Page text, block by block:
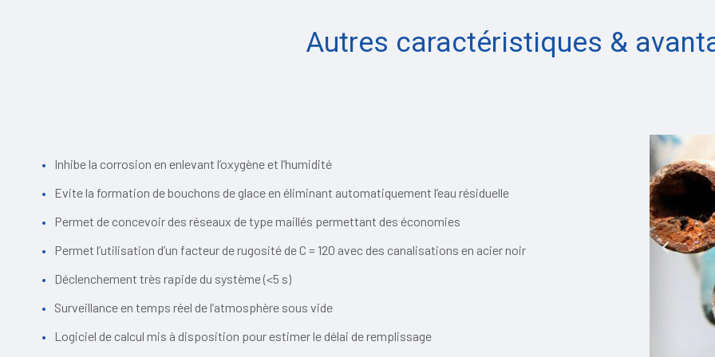
Autres caractéristiques &
Inhibe la corrosion en enlevant l’oxygène et l’humidité
Evite la formation de bouchons de glace en éliminant automatiquement l’eau résiduelle
Permet de concevoir des réseaux de type maillés permettant des économies
Permet l’utilisation d’un facteur de rugosité de C = 120 avec des canalisations en acier noir
Déclenchement très rapide du système (<5 s)
Surveillance en temps réel de l’atmosphère sous vide
Logiciel de calcul mis à disposition pour estimer le délai de remplissage
P